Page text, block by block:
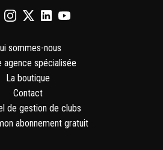
sommes-nous
agence spécialisée
La boutique
Contact
de gestion de clubs
abonnement gratuit